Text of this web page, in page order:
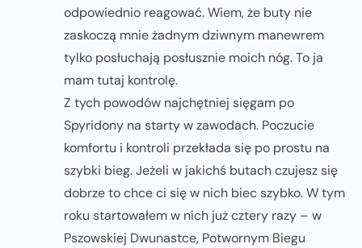
odpowiednio reagować. Wiem, że buty nie
zaskoczą mnie żadnym dziwnym manewrem
tylko posłuchają posłusznie moich nóg. To ja
mam tutaj kontrolę.
Z tych powodów najchętniej sięgam po
Spyridony na starty w zawodach. Poczucie
komfortu i kontroli przekłada się po prostu na
szybki bieg. Jeżeli w jakichś butach czujesz się
dobrze to chce ci się w nich biec szybko. W tym
roku startowałem w nich już cztery razy – w
Pszowskiej Dwunastce, Potwornym Biegu